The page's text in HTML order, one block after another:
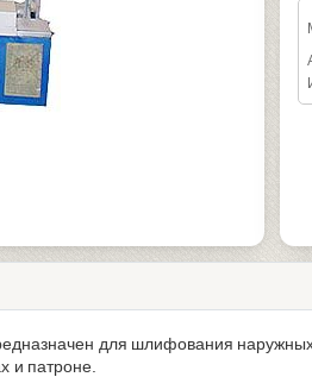
для шлифования
и патроне.